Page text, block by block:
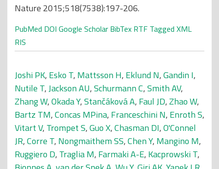
Nature 2015;518(7538):197-206.
PubMed DOI Google Scholar BibTex RTF Tagged XML
RIS
Joshi PK, Esko T, Mattsson H, Eklund N,Gandin I,
Nutile T,Jackson AU,Schurmann C,Smith AV,
Zhang W,Okada Y,Stančáková A, Faul JD,Zhao W,
Bartz TM,Concas MPina, Franceschini N, Enroth S,
Vitart V, Trompet S,Guo X,Chasman DI,O'Connel
JR,Corre T, Nongmaithem SS,Chen Y, Mangino M,
Ruggiero D, Traglia M, Farmaki A-E, Kacprowski T,